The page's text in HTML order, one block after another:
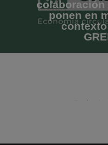
colaboración
ponen en